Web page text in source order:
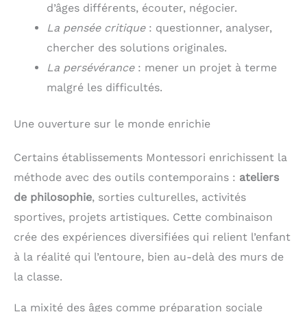
d’âges différents, écouter, négocier.
La pensée critique: questionner, analyser,
chercher des solutions originales.
La persévérance: mener un projet à terme
malgré les difficultés.
Une ouverture sur le monde enrichie
Certains établissements Montessori enrichissent la
méthode avec des outils contemporains : ateliers
de philosophie, sorties culturelles, activités
sportives, projets artistiques. Cette combinaison
crée des expériences diversifiées qui relient l’enfant
à la réalité qui l’entoure, bien au-delà des murs de
la classe.
La mixité des âges comme préparation sociale